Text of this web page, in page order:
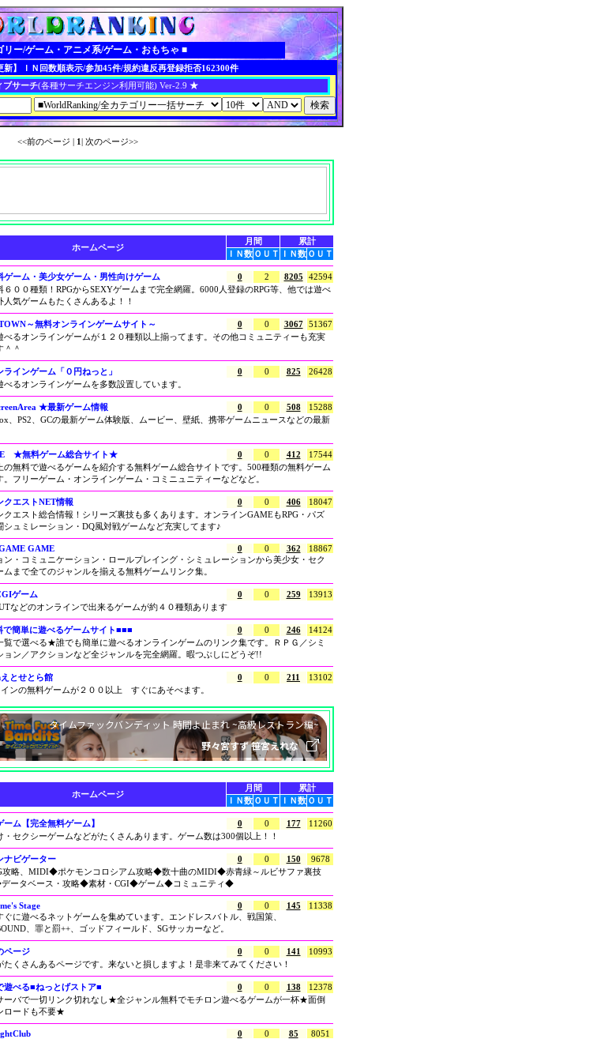
リー/ゲーム・アニメ系/ゲーム・おもちゃ ■
】
ＩＮ回数順表示/参加45件/規約違反再登録拒否162300件
サーチ(各種サーチエンジン利用可能) Ver-2.9 ★
<<前のページ | 1| 次のページ>>
ホームページ
月間
累計
ＩＮ数 ＯＵＴ ＩＮ数 ＯＵＴ
ゲーム・美少女ゲーム・男性向けゲーム 0 2 8205
42594
６００種類！RPGからSEXYゲームまで完全網羅。6000人登録のRPG等、他では遊べ
人気ゲームもたくさんあるよ！！
～無料オンラインゲームサイト～ 0 0 3067
51367
べるオンラインゲームが１２０種類以上揃ってます。その他コミュニティーも充実
＾＾
ラインゲーム「０円ねっと」 0 0 825
26428
べるオンラインゲームを多数設置しています。
★最新ゲーム情報 0 0 508
15288
、PS2、GCの最新ゲーム体験版、ムービー、壁紙、携帯ゲームニュースなどの最新
★無料ゲーム総合サイト★ 0 0 412
17544
の無料で遊べるゲームを紹介する無料ゲーム総合サイトです。500種類の無料ゲーム
。フリーゲーム・オンラインゲーム・コミニュニティーなどなど。
クエストNET情報 0 0 406
18047
クエスト総合情報！シリーズ裏技も多くあります。オンラインGAMEもRPG・パズ
シュミレーション・DQ風対戦ゲームなど充実してます♪
GAME 0 0 362
18867
ン・コミュニケーション・ロールプレイング・シミュレーションから美少女・セク
ムまで全てのジャンルを揃える無料ゲームリンク集。
ゲーム 0 0 259
13913
などのオンラインで出来るゲームが約４０種類あります
簡単に遊べるゲームサイト■■■ 0 0 246
14124
で選べる★誰でも簡単に遊べるオンラインゲームのリンク集です。ＲＰＧ／シミ
ョン／アクションなど全ジャンルを完全網羅。暇つぶしにどうぞ!!
とせとら館 0 0 211
13102
ンの無料ゲームが２００以上 すぐにあそべます。
ホームページ
月間
累計
ＩＮ数 ＯＵＴ ＩＮ数 ＯＵＴ
ーム【完全無料ゲーム】 0 0 177
11260
・セクシーゲームなどがたくさんあります。ゲーム数は300個以上！！
ナビゲーター 0 0 150
9678
略、MIDI◆ポケモンコロシアム攻略◆数十曲のMIDI◆赤青緑～ルビサファ裏技
ータベース・攻略◆素材・CGI◆ゲーム◆コミュニティ◆
Stage 0 0 145
11338
ぐに遊べるネットゲームを集めています。エンドレスバトル、戦国策、
、罪と罰++、ゴッドフィールド、SGサッカーなど。
ページ 0 0 141
10993
たくさんあるページです。来ないと損しますよ！是非来てみてください！
遊べる■ねっとげストア■ 0 0 138
12378
バで一切リンク切れなし★全ジャンル無料でモチロン遊べるゲームが一杯★面倒
ロードも不要★
0 0 85
8051